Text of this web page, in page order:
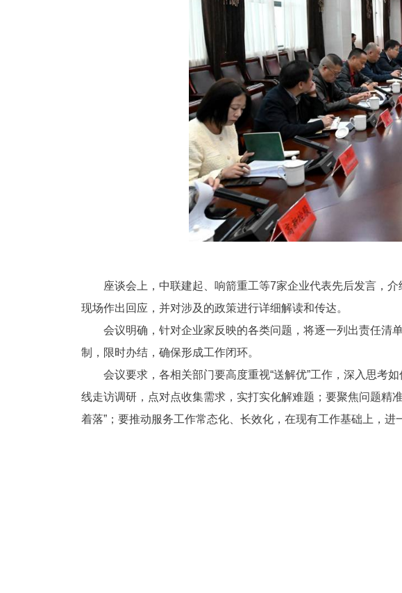
座谈会上，中联建起、响箭重工等7家企业代表先后发言，
现场作出回应，并对涉及的政策进行详细解读和传达。
会议明确，针对企业家反映的各类问题，将逐一列出责任清
制，限时办结，确保形成工作闭环。
会议要求，各相关部门要高度重视“送解优”工作，深入思考
线走访调研，点对点收集需求，实打实化解难题；要聚焦问题精
着落”；要推动服务工作常态化、长效化，在现有工作基础上，